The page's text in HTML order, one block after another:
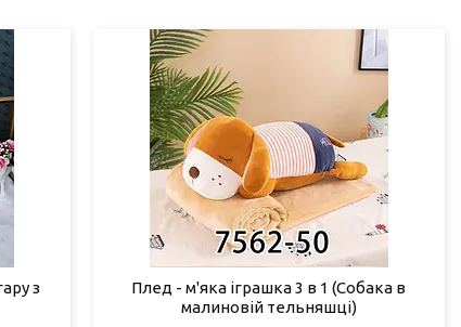
з
Плед - м'яка іграшка 3 в 1 (Собака в
малиновій тельняшці)